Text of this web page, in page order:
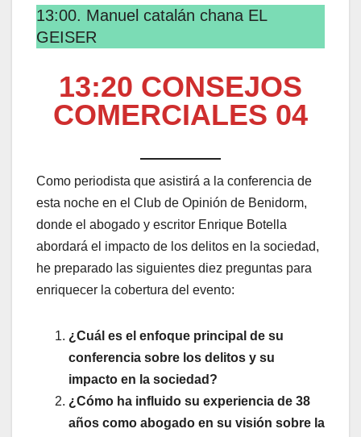
13:00. Manuel catalán chana EL
GEISER
13:20 CONSEJOS
COMERCIALES 04
Como periodista que asistirá a la conferencia de
esta noche en el Club de Opinión de Benidorm,
donde el abogado y escritor Enrique Botella
abordará el impacto de los delitos en la sociedad,
he preparado las siguientes diez preguntas para
enriquecer la cobertura del evento:
¿Cuál es el enfoque principal de su
conferencia sobre los delitos y su
impacto en la sociedad?
¿Cómo ha influido su experiencia de 38
años como abogado en su visión sobre la